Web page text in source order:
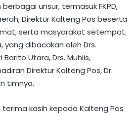
unsur, termasuk FKPD,
Direktur Kalteng Pos beserta
serta masyarakat setempat.
dibacakan oleh Drs.
Utara, Drs. Muhlis,
Direktur Kalteng Pos, Dr.
timnya.
kasih kepada Kalteng Pos